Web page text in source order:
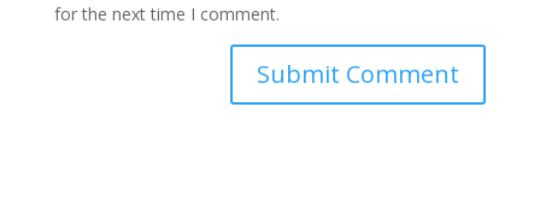
for the next time I comment.